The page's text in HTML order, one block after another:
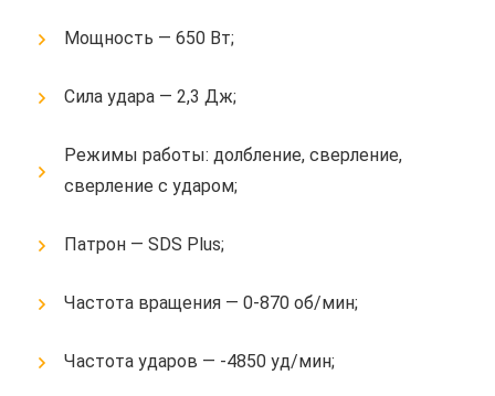
Мощность — 650 Вт;
Сила удара — 2,3 Дж;
Режимы работы: долбление, сверление,
сверление с ударом;
Патрон — SDS Plus;
Частота вращения — 0-870 об/мин;
Частота ударов — -4850 уд/мин;